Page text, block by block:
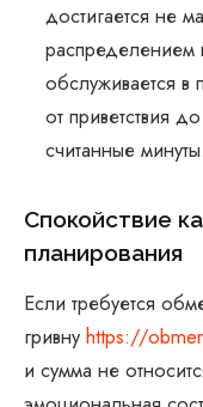
достигается не
распределением
обслуживается в
от приветствия
считанные минуты.
Спокойствие
планирования
Если требуется
гривну https://
и сумма не